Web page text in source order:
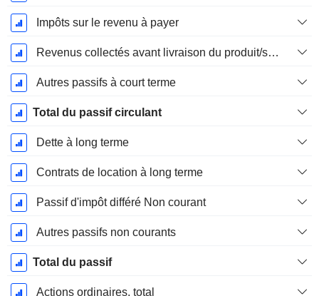
Impôts sur le revenu à payer
Revenus collectés avant livraison du produit/service
Autres passifs à court terme
Total du passif circulant
Dette à long terme
Contrats de location à long terme
Passif d'impôt différé Non courant
Autres passifs non courants
Total du passif
Actions ordinaires, total